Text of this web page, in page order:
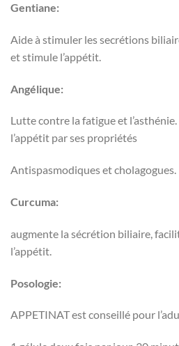
Gentiane:
Aide à stimuler les secrétions
et stimule l’appétit.
Angélique:
Lutte contre la fatigue et
l’appétit par ses propriétés
Antispasmodiques et cholagogues.
Curcuma:
augmente la sécrétion biliaire,
l’appétit.
Posologie:
APPETINAT est conseillé pour